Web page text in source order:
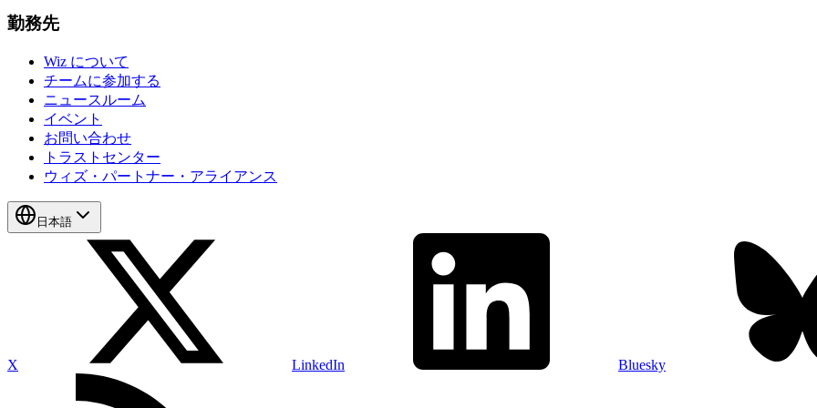
勤務先
Wiz について
チームに参加する
ニュースルーム
イベント
お問い合わせ
トラストセンター
ウィズ・パートナー・アライアンス
日本語
X LinkedIn Bluesky